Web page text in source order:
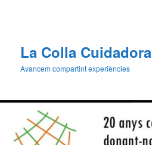
La Colla Cuidadora
Avancem compartint experiències